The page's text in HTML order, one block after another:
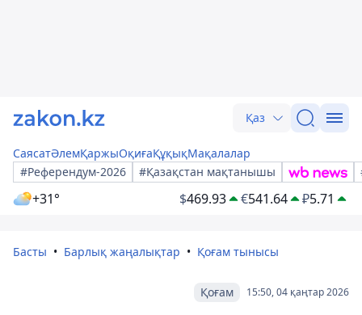
Қаз
СаясатӘлемҚаржыОқиғаҚұқықМақалалар
#Референдум-2026
#Қазақстан мақтанышы
+31° $469.93 €541.64 ₽5.71
Басты Барлық жаңалықтар Қоғам тынысы
15:50, 04 қаңтар 2026
Қоғам